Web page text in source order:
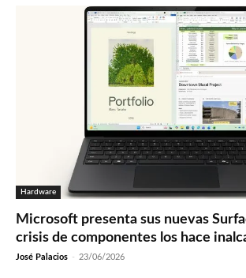
Hardware
Microsoft presenta sus nuevas
crisis de componentes los hace
José Palacios - 23/06/2026